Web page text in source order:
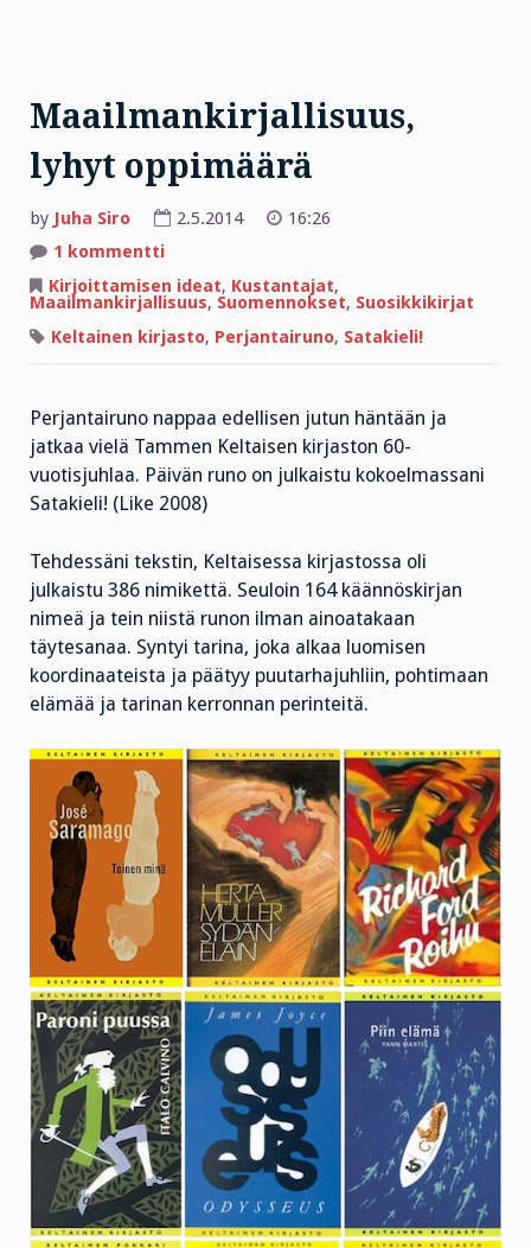
Maailmankirjallisuus,
lyhyt oppimäärä
by Juha Siro 2.5.2014
16:26
1 kommenttiartikkeliin
lyhyt
oppimäärä
Kirjoittamisen ideat, Kustantajat,
Maailmankirjallisuus, Suomennokset, Suosikkikirjat
Keltainen kirjasto, Perjantairuno, Satakieli!
Perjantairuno nappaa edellisen jutun häntään ja
jatkaa vielä Tammen Keltaisen kirjaston 60-
vuotisjuhlaa. Päivän runo on julkaistu kokoelmassani
Satakieli! (Like 2008)
Tehdessäni tekstin, Keltaisessa kirjastossa oli
julkaistu 386 nimikettä. Seuloin 164 käännöskirjan
nimeä ja tein niistä runon ilman ainoatakaan
täytesanaa. Syntyi tarina, joka alkaa luomisen
koordinaateista ja päätyy puutarhajuhliin, pohtimaan
elämää ja tarinan kerronnan perinteitä.